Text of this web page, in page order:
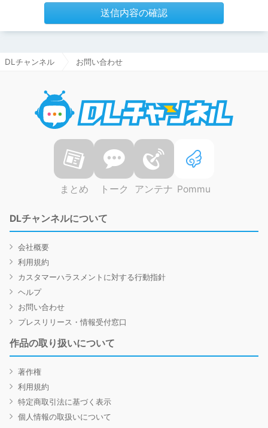
送信内容の確認
DLチャンネル お問い合わせ
まとめ トーク アンテナ Pommu
DLチャンネルについて
会社概要
利用規約
カスタマーハラスメントに対する行動指針
ヘルプ
お問い合わせ
プレスリリース・情報受付窓口
作品の取り扱いについて
著作権
利用規約
特定商取引法に基づく表示
個人情報の取扱いについて